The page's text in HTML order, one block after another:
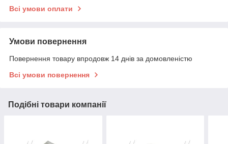
Всі умови оплати
Умови повернення
Повернення товару впродовж 14 днів за домовленістю
Всі умови повернення
Подібні товари компанії